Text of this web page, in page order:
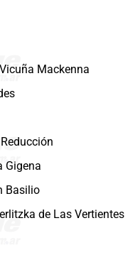
Mackenna
Gigena
Basilio
de Las Vertientes